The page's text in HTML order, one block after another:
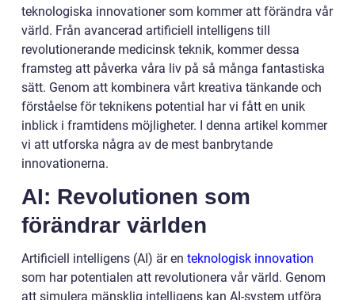
teknologiska innovationer som kommer att förändra vår
värld. Från avancerad artificiell intelligens till
revolutionerande medicinsk teknik, kommer dessa
framsteg att påverka våra liv på så många fantastiska
sätt. Genom att kombinera vårt kreativa tänkande och
förståelse för teknikens potential har vi fått en unik
inblick i framtidens möjligheter. I denna artikel kommer
vi att utforska några av de mest banbrytande
innovationerna.
AI: Revolutionen som
förändrar världen
Artificiell intelligens (AI) är en teknologisk innovation
som har potentialen att revolutionera vår värld. Genom
att simulera mänsklig intelligens kan AI-system utföra